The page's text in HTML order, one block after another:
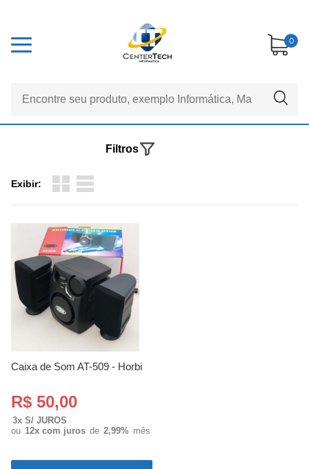
0
Exibir:
Filtros
Caixa de Som AT-509 - Horbi
R$ 50,00
3x S/ JUROS
ou 12x com juros de 2,99% mês